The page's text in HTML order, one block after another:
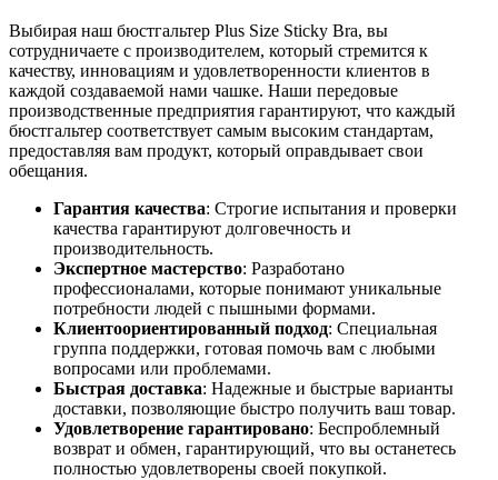
Выбирая наш бюстгальтер Plus Size Sticky Bra, вы
сотрудничаете с производителем, который стремится к
качеству, инновациям и удовлетворенности клиентов в
каждой создаваемой нами чашке. Наши передовые
производственные предприятия гарантируют, что каждый
бюстгальтер соответствует самым высоким стандартам,
предоставляя вам продукт, который оправдывает свои
обещания.
Гарантия качества: Строгие испытания и проверки
качества гарантируют долговечность и
производительность.
Экспертное мастерство: Разработано
профессионалами, которые понимают уникальные
потребности людей с пышными формами.
Клиентоориентированный подход: Специальная
группа поддержки, готовая помочь вам с любыми
вопросами или проблемами.
Быстрая доставка: Надежные и быстрые варианты
доставки, позволяющие быстро получить ваш товар.
Удовлетворение гарантировано: Беспроблемный
возврат и обмен, гарантирующий, что вы останетесь
полностью удовлетворены своей покупкой.